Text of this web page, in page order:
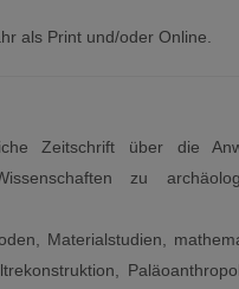
als Print und/oder Online.
Zeitschrift über die
zu
Materialstudien,